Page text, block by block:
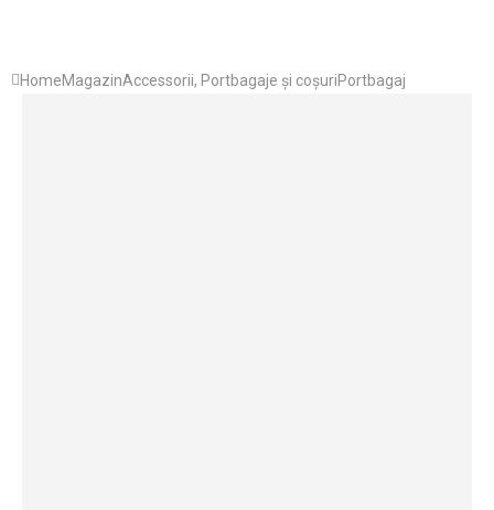
HomeMagazinAccessorii, Portbagaje și coșuriPortbagaj